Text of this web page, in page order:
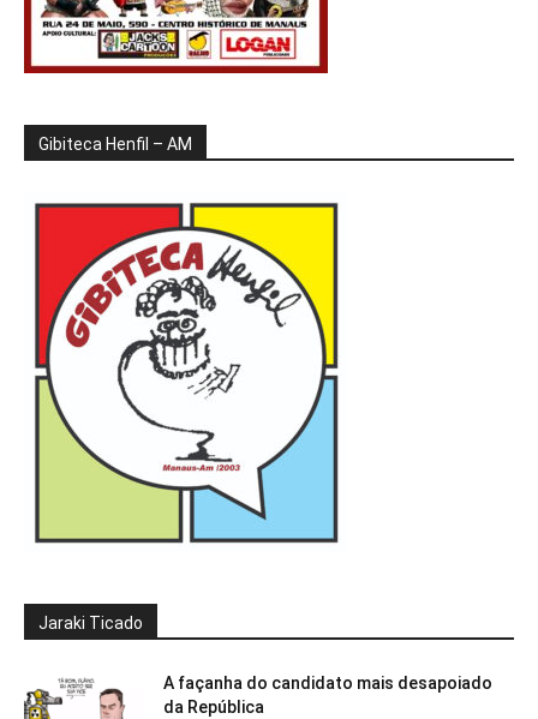
Gibiteca Henfil – AM
Jaraki Ticado
A façanha do candidato mais desapoiado
da República